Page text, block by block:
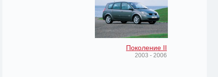
Поколение II
2003 - 2006